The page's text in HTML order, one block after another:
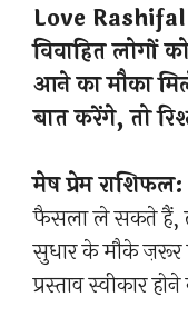
Love
विवाहित लोगों
आने का मौका
बात करेंगे, तो
मेष प्रेम राशिफल:
फैसला ले सकते हैं,
सुधार के मौके ज़रूर
प्रस्ताव स्वीकार